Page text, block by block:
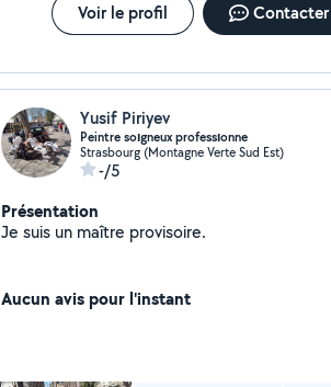
Voir le profil Contacter
Yusif Piriyev
Peintre soıgneux professıonne
Strasbourg (Montagne Verte Sud Est)
-/5
Présentation
Je suis un maître provisoire.
Aucun avis pour l'instant